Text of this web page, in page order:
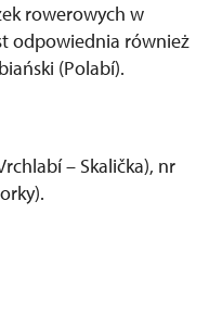
rowerowych w
odpowiednia również
(Polabí).
– Skalička), nr